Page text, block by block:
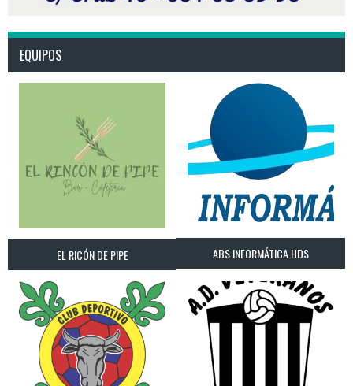
EQUIPOS
EL RICÓN DE PIPE ABS INFORMÁTICA HDS